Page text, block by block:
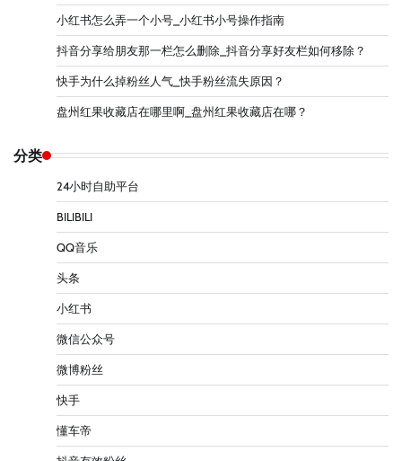
小红书怎么弄一个小号_小红书小号操作指南
抖音分享给朋友那一栏怎么删除_抖音分享好友栏如何移除？
快手为什么掉粉丝人气_快手粉丝流失原因？
盘州红果收藏店在哪里啊_盘州红果收藏店在哪？
分类
24小时自助平台
BILIBILI
QQ音乐
头条
小红书
微信公众号
微博粉丝
快手
懂车帝